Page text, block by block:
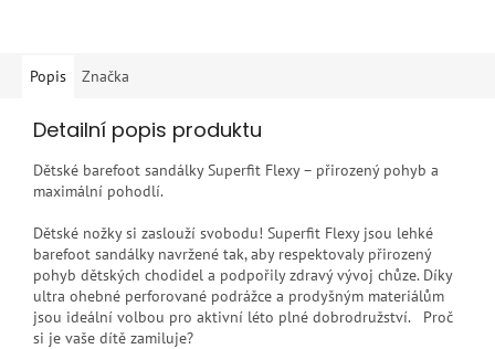
Popis Značka
Detailní popis produktu
Dětské barefoot sandálky Superfit Flexy – přirozený pohyb a
maximální pohodlí.
Dětské nožky si zaslouží svobodu! Superfit Flexy jsou lehké
barefoot sandálky navržené tak, aby respektovaly přirozený
pohyb dětských chodidel a podpořily zdravý vývoj chůze. Díky
ultra ohebné perforované podrážce a prodyšným materiálům
jsou ideální volbou pro aktivní léto plné dobrodružství. Proč
si je vaše dítě zamiluje?